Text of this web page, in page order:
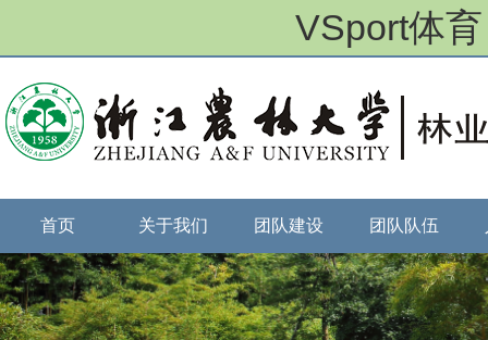
VSport体
首页 关于我们 团队建设 团队队伍